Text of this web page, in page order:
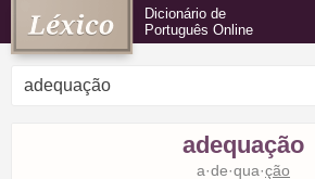
Dicionário de
Português Online
adequação
a·de·qua·ção